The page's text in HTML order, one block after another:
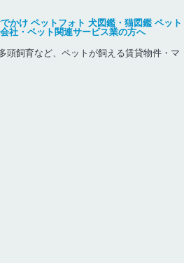
かけ ペットフォト 犬図鑑・猫図鑑 ペット
社・ペット関連サービス業の方へ
頭飼育など、ペットが飼える賃貸物件・マ